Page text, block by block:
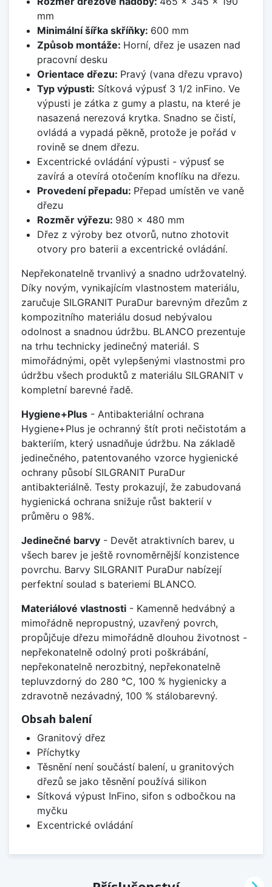
mm
Minimální šířka skříňky: 600 mm
Způsob montáže: Horní, dřez je usazen nad
pracovní desku
Orientace dřezu: Pravý (vana dřezu vpravo)
Typ výpusti: Sítková výpusť 3 1/2 inFino. Ve
výpusti je zátka z gumy a plastu, na které je
nasazená nerezová krytka. Snadno se čistí,
ovládá a vypadá pěkně, protože je pořád v
rovině se dnem dřezu.
Excentrické ovládání výpusti - výpusť se
zavírá a otevírá otočením knoflíku na dřezu.
Provedení přepadu: Přepad umístěn ve vaně
dřezu
Rozměr výřezu: 980 x 480 mm
Dřez z výroby bez otvorů, nutno zhotovit
otvory pro baterii a excentrické ovládání.
Nepřekonatelně trvanlivý a snadno udržovatelný.
Díky novým, vynikajícím vlastnostem materiálu,
zaručuje SILGRANIT PuraDur barevným dřezům z
kompozitního materiálu dosud nebývalou
odolnost a snadnou údržbu. BLANCO prezentuje
na trhu technicky jedinečný materiál. S
mimořádnými, opět vylepšenými vlastnostmi pro
údržbu všech produktů z materiálu SILGRANIT v
kompletní barevné řadě.
Hygiene+Plus - Antibakteriální ochrana
Hygiene+Plus je ochranný štít proti nečistotám a
bakteriím, který usnadňuje údržbu. Na základě
jedinečného, patentovaného vzorce hygienické
ochrany působí SILGRANIT PuraDur
antibakteriálně. Testy prokazují, že zabudovaná
hygienická ochrana snižuje růst bakterií v
průměru o 98%.
Jedinečné barvy - Devět atraktivních barev, u
všech barev je ještě rovnoměrnější konzistence
povrchu. Barvy SILGRANIT PuraDur nabízejí
perfektní soulad s bateriemi BLANCO.
Materiálové vlastnosti - Kamenně hedvábný a
mimořádně nepropustný, uzavřený povrch,
propůjčuje dřezu mimořádně dlouhou životnost -
nepřekonatelně odolný proti poškrábání,
nepřekonatelně nerozbitný, nepřekonatelně
tepluvzdorný do 280 °C, 100 % hygienicky a
zdravotně nezávadný, 100 % stálobarevný.
Obsah balení
Granitový dřez
Příchytky
Těsnění není součástí balení, u granitových
dřezů se jako těsnění používá silikon
Sítková výpust InFino, sifon s odbočkou na
myčku
Excentrické ovládání